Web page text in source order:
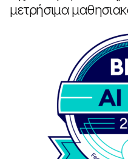
μετρήσιμα